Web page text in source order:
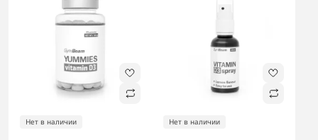
Нет в наличии Нет в наличии